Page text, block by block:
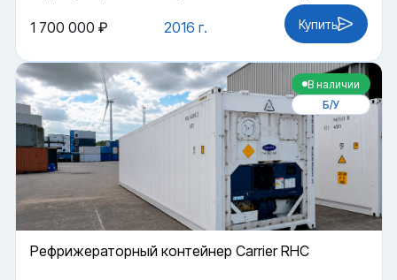
2016 г.
1 700 000 ₽ Купить
В наличии
Б/У
Рефрижераторный контейнер Carrier RHC